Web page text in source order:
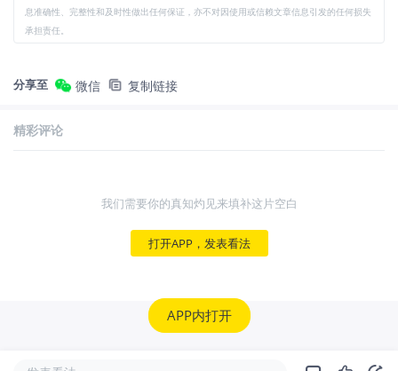
息准确性、完整性和及时性做出任何保证，亦不对因使用或信赖文章信息引发的任何损失
承担责任。
分享至 微信 复制链接
精彩评论
我们需要你的真知灼见来填补这片空白
打开APP，发表看法
APP内打开